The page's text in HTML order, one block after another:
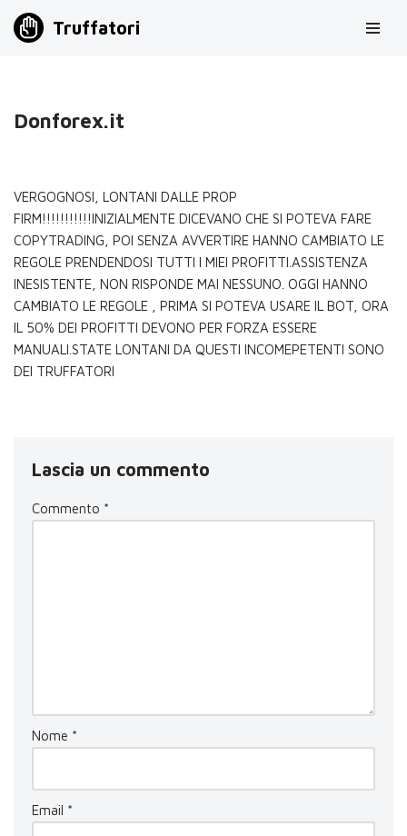
Truffatori
Donforex.it
VERGOGNOSI, LONTANI DALLE PROP
FIRM!!!!!!!!!!!INIZIALMENTE DICEVANO CHE SI POTEVA FARE
COPYTRADING, POI SENZA AVVERTIRE HANNO CAMBIATO LE
REGOLE PRENDENDOSI TUTTI I MIEI PROFITTI.ASSISTENZA
INESISTENTE, NON RISPONDE MAI NESSUNO. OGGI HANNO
CAMBIATO LE REGOLE , PRIMA SI POTEVA USARE IL BOT, ORA
IL 50% DEI PROFITTI DEVONO PER FORZA ESSERE
MANUALI.STATE LONTANI DA QUESTI INCOMEPETENTI SONO
DEI TRUFFATORI
Lascia un commento
Commento *
Nome *
Email *